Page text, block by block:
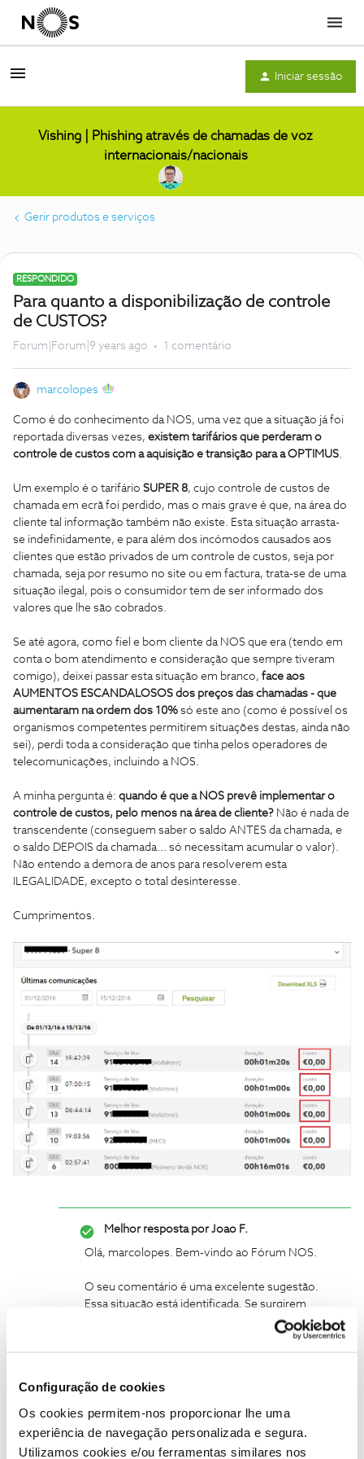
Configuração de cookies
Os cookies permitem-nos proporcionar lhe uma
experiência de navegação personalizada e segura.
Utilizamos cookies e/ou ferramentas similares nos
Menu
Iniciar sessão
Vishing | Phishing através de chamadas de voz
internacionais/nacionais
Gerir produtos e serviços
RESPONDIDO
Para quanto a disponibilização de controle
de CUSTOS?
Forum|Forum|9 years ago 1 comentário
marcolopes
Como é do conhecimento da NOS, uma vez que a situação já foi
reportada diversas vezes, existem tarifários que perderam o
controle de custos com a aquisição e transição para a OPTIMUS.
Um exemplo é o tarifário SUPER 8, cujo controle de custos de
chamada em ecrã foi perdido, mas o mais grave é que, na área do
cliente tal informação também não existe. Esta situação arrasta-
se indefinidamente, e para além dos incómodos causados aos
clientes que estão privados de um controle de custos, seja por
chamada, seja por resumo no site ou em factura, trata-se de uma
situação ilegal, pois o consumidor tem de ser informado dos
valores que lhe são cobrados.
Se até agora, como fiel e bom cliente da NOS que era (tendo em
conta o bom atendimento e consideração que sempre tiveram
comigo), deixei passar esta situação em branco, face aos
AUMENTOS ESCANDALOSOS dos preços das chamadas - que
aumentaram na ordem dos 10% só este ano (como é possível os
organismos competentes permitirem situações destas, ainda não
sei), perdi toda a consideração que tinha pelos operadores de
telecomunicações, incluindo a NOS.
A minha pergunta é: quando é que a NOS prevê implementar o
controle de custos, pelo menos na área de cliente? Não é nada de
transcendente (conseguem saber o saldo ANTES da chamada, e
o saldo DEPOIS da chamada... só necessitam acumular o valor).
Não entendo a demora de anos para resolverem esta
ILEGALIDADE, excepto o total desinteresse.
Cumprimentos.
Melhor resposta porJoao F.
Olá, marcolopes. Bem-vindo ao Fórum NOS.
O seu comentário é uma excelente sugestão.
Essa situação está identificada. Se surgirem
novidades, comunicaremos pelos canais